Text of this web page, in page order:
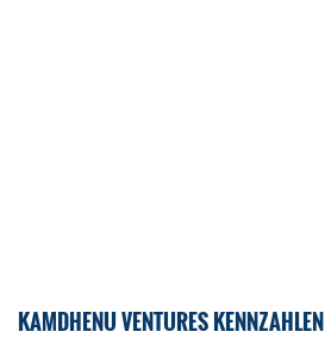
KAMDHENU VENTURES KENNZAHLEN